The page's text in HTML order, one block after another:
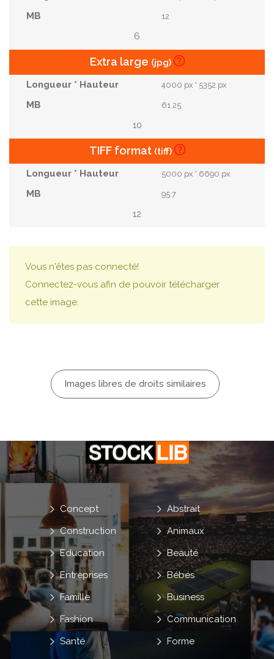
12
6
Extra large (jpg)
4000 px * 5352 px
61.25
10
TIFF format (tiff)
5000 px * 6690 px
95.7
12
Vous n'êtes pas connecté!
Connectez-vous afin de pouvoir télécharger
cette image.
Images libres de droits similaires
Abstrait
Animaux
Beauté
Bébés
Business
Communication
Concept
Construction
Education
Entreprises
Famille
Fashion
Forme
Santé